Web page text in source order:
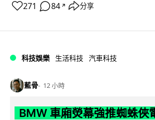
271 84 ↗ 分享
科技娛樂 生活科技 汽車科技
藍骨 12 小時
BMW 車廂熒幕強推蜘蛛